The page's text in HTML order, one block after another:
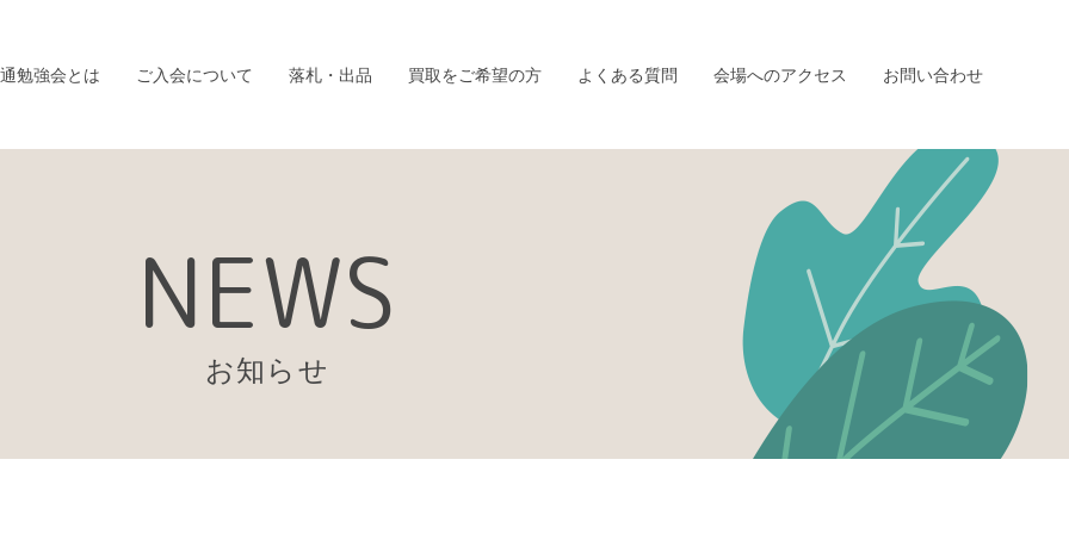
勉強会とは ご入会について 落札・出品 買取をご希望の方 よくある質問 会場へのアクセス お問い合わせ
NEWS
お知らせ